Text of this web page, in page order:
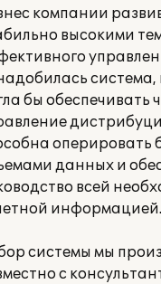
компании
высокими
система,
бы обеспечивать
оперировать
данных и
всей
информацией.
системы мы
с